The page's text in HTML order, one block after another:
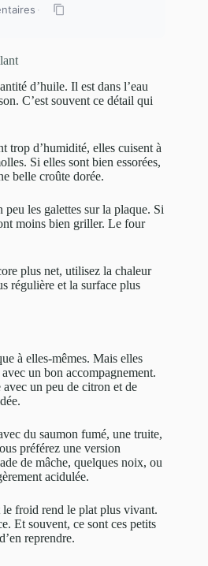
·
d’huile. Il est dans l’eau
C’est souvent ce détail qui
trop d’humidité, elles cuisent à
Si elles sont bien essorées,
belle croûte dorée.
peu les galettes sur la plaque. Si
moins bien griller. Le four
plus net, utilisez la chaleur
régulière et la surface plus
à elles-mêmes. Mais elles
un bon accompagnement.
un peu de citron et de
du saumon fumé, une truite,
préférez une version
de mâche, quelques noix, ou
acidulée.
le froid rend le plat plus vivant.
Et souvent, ce sont ces petits
reprendre.